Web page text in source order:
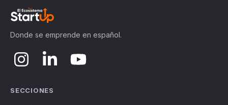
Donde se emprende en español.
SECCIONES